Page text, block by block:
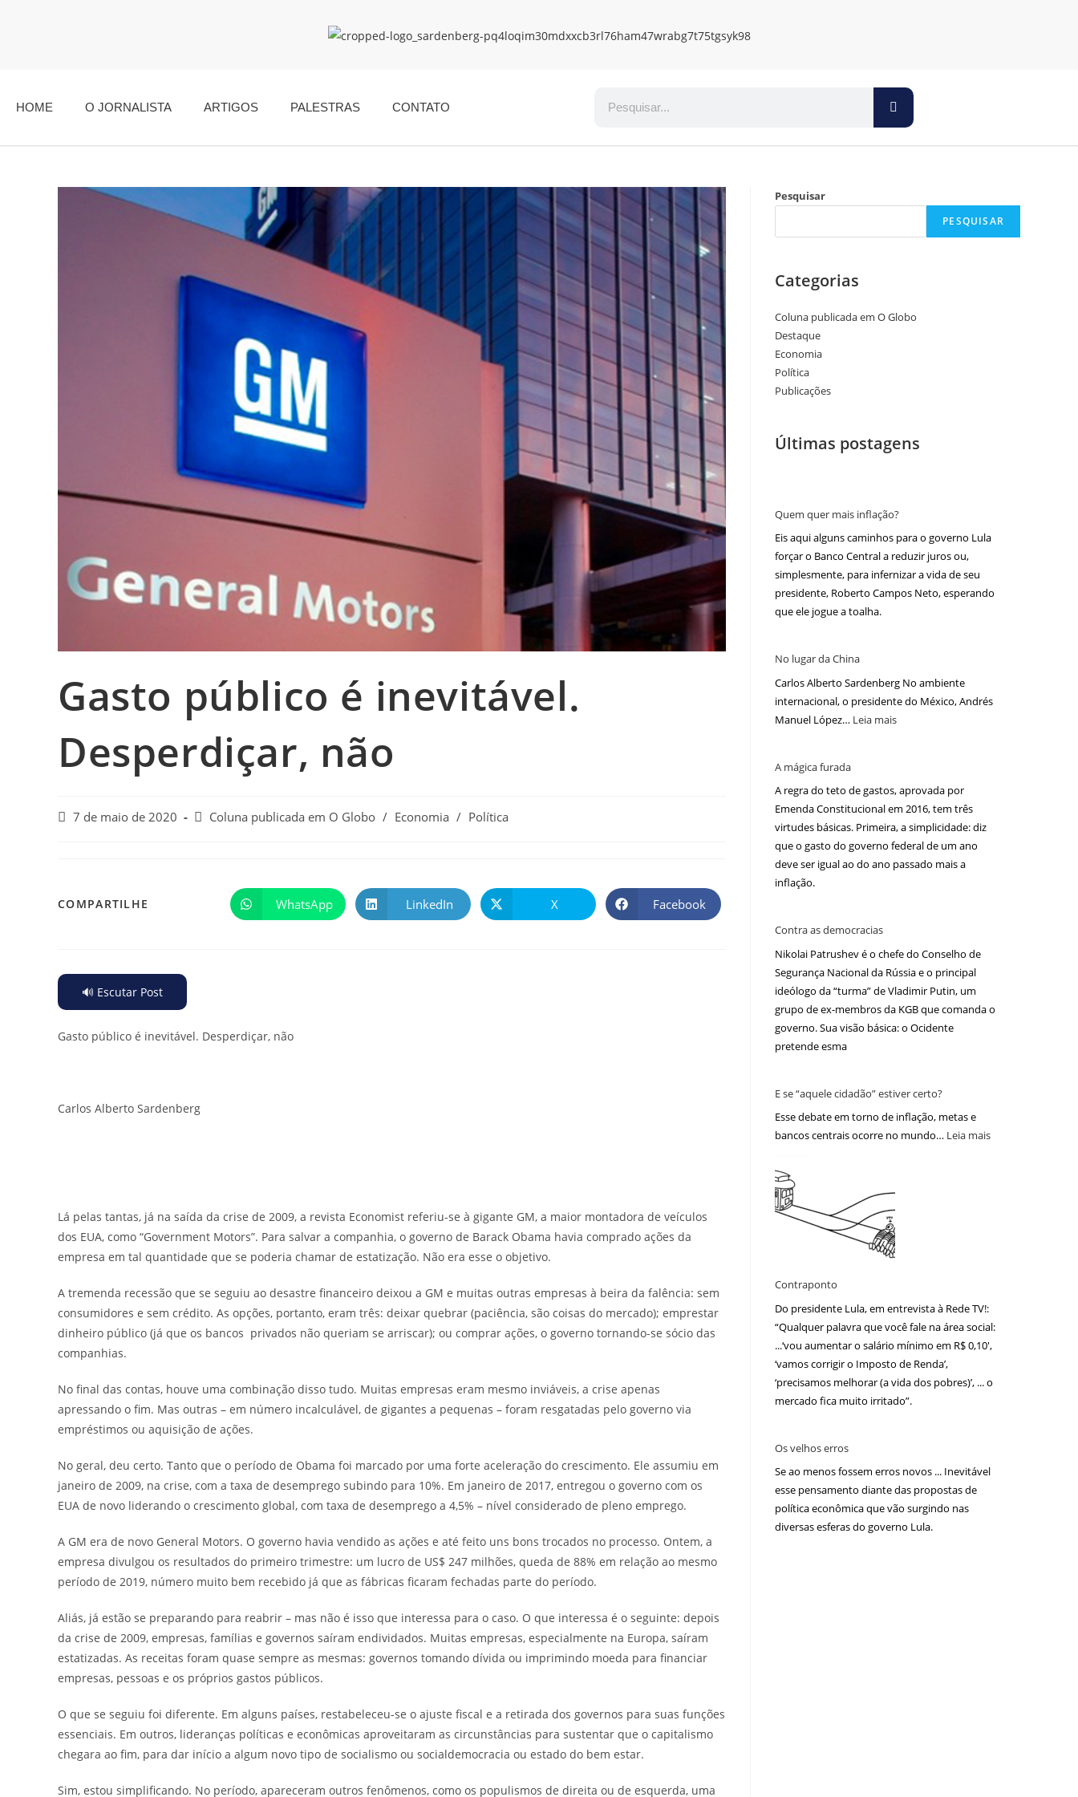
HOME O JORNALISTA ARTIGOS PALESTRAS CONTATO
Gasto público é inevitável.
Desperdiçar, não
7 de maio de 2020 Coluna publicada em O Globo / Economia / Política
COMPARTILHE WhatsApp LinkedIn X Facebook
🔊 Escutar Post
Gasto público é inevitável. Desperdiçar, não
Carlos Alberto Sardenberg
Lá pelas tantas, já na saída da crise de 2009, a revista Economist referiu-se à gigante GM, a maior montadora de veículos
dos EUA, como “Government Motors”. Para salvar a companhia, o governo de Barack Obama havia comprado ações da
empresa em tal quantidade que se poderia chamar de estatização. Não era esse o objetivo.
A tremenda recessão que se seguiu ao desastre financeiro deixou a GM e muitas outras empresas à beira da falência: sem
consumidores e sem crédito. As opções, portanto, eram três: deixar quebrar (paciência, são coisas do mercado); emprestar
dinheiro público (já que os bancos privados não queriam se arriscar); ou comprar ações, o governo tornando-se sócio das
companhias.
No final das contas, houve uma combinação disso tudo. Muitas empresas eram mesmo inviáveis, a crise apenas
apressando o fim. Mas outras – em número incalculável, de gigantes a pequenas – foram resgatadas pelo governo via
empréstimos ou aquisição de ações.
No geral, deu certo. Tanto que o período de Obama foi marcado por uma forte aceleração do crescimento. Ele assumiu em
janeiro de 2009, na crise, com a taxa de desemprego subindo para 10%. Em janeiro de 2017, entregou o governo com os
EUA de novo liderando o crescimento global, com taxa de desemprego a 4,5% – nível considerado de pleno emprego.
A GM era de novo General Motors. O governo havia vendido as ações e até feito uns bons trocados no processo. Ontem, a
empresa divulgou os resultados do primeiro trimestre: um lucro de US$ 247 milhões, queda de 88% em relação ao mesmo
período de 2019, número muito bem recebido já que as fábricas ficaram fechadas parte do período.
Aliás, já estão se preparando para reabrir – mas não é isso que interessa para o caso. O que interessa é o seguinte: depois
da crise de 2009, empresas, famílias e governos saíram endividados. Muitas empresas, especialmente na Europa, saíram
estatizadas. As receitas foram quase sempre as mesmas: governos tomando dívida ou imprimindo moeda para financiar
empresas, pessoas e os próprios gastos públicos.
O que se seguiu foi diferente. Em alguns países, restabeleceu-se o ajuste fiscal e a retirada dos governos para suas funções
essenciais. Em outros, lideranças políticas e econômicas aproveitaram as circunstâncias para sustentar que o capitalismo
chegara ao fim, para dar início a algum novo tipo de socialismo ou socialdemocracia ou estado do bem estar.
Sim, estou simplificando. No período, apareceram outros fenômenos, como os populismos de direita ou de esquerda, uma
Pesquisar
PESQUISAR
Categorias
Coluna publicada em O Globo
Destaque
Economia
Política
Publicações
Últimas postagens
Quem quer mais inflação?
Eis aqui alguns caminhos para o governo Lula
forçar o Banco Central a reduzir juros ou,
simplesmente, para infernizar a vida de seu
presidente, Roberto Campos Neto, esperando
que ele jogue a toalha.
No lugar da China
Carlos Alberto Sardenberg No ambiente
internacional, o presidente do México, Andrés
Manuel López… Leia mais
A mágica furada
A regra do teto de gastos, aprovada por
Emenda Constitucional em 2016, tem três
virtudes básicas. Primeira, a simplicidade: diz
que o gasto do governo federal de um ano
deve ser igual ao do ano passado mais a
inflação.
Contra as democracias
Nikolai Patrushev é o chefe do Conselho de
Segurança Nacional da Rússia e o principal
ideólogo da “turma” de Vladimir Putin, um
grupo de ex-membros da KGB que comanda o
governo. Sua visão básica: o Ocidente
pretende esma
E se “aquele cidadão” estiver certo?
Esse debate em torno de inflação, metas e
bancos centrais ocorre no mundo… Leia mais
Contraponto
Do presidente Lula, em entrevista à Rede TV!:
“Qualquer palavra que você fale na área social:
...‘vou aumentar o salário mínimo em R$ 0,10′,
‘vamos corrigir o Imposto de Renda’,
‘precisamos melhorar (a vida dos pobres)’, ... o
mercado fica muito irritado”.
Os velhos erros
Se ao menos fossem erros novos ... Inevitável
esse pensamento diante das propostas de
política econômica que vão surgindo nas
diversas esferas do governo Lula.